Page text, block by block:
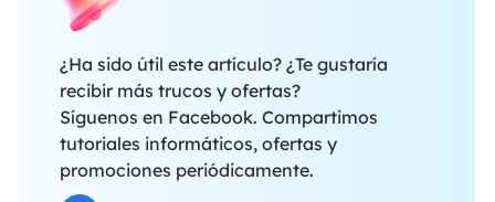
¿Ha sido útil este artículo? ¿Te gustaría
recibir más trucos y ofertas?
Síguenos en Facebook. Compartimos
tutoriales informáticos, ofertas y
promociones periódicamente.